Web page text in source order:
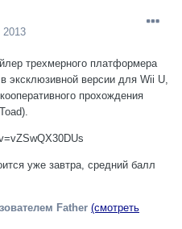
2013
трехмерного платформера
эксклюзивной версии для Wii U,
прохождения
уже завтра, средний балл
Father (смотреть